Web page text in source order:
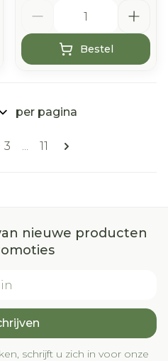
Bestel
Pagina's
momenteel pagina
Pagina
3 ... Pagina
11
per pagina
nieuwe producten
schrijft u zich in voor onze